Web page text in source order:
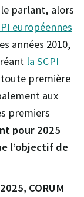
parlant, alors
européennes
années 2010,
la SCPI
toute première
aux
premiers
pour 2025
l’objectif de
CORUM